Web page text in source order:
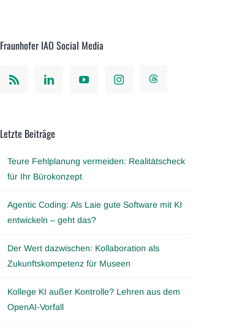
Fraunhofer IAO Social Media
Letzte Beiträge
Teure Fehlplanung vermeiden: Realitätscheck
für Ihr Bürokonzept
Agentic Coding: Als Laie gute Software mit KI
entwickeln – geht das?
Der Wert dazwischen: Kollaboration als
Zukunftskompetenz für Museen
Kollege KI außer Kontrolle? Lehren aus dem
OpenAI-Vorfall